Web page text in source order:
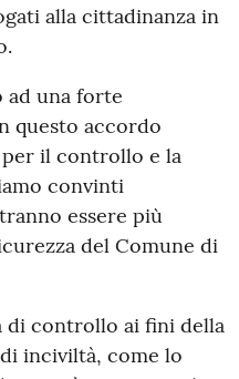
alla cittadinanza in
ad una forte
questo accordo
il controllo e la
convinti
essere più
del Comune di
di controllo ai fini della
inciviltà, come lo